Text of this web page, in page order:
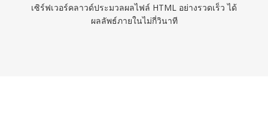
เซิร์ฟเวอร์คลาวด์ประมวลผลไฟล์ HTML อย่างรวดเร็ว ได้
ผลลัพธ์ภายในไม่กี่วินาที